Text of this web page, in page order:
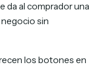
da al comprador una
sin
los botones en